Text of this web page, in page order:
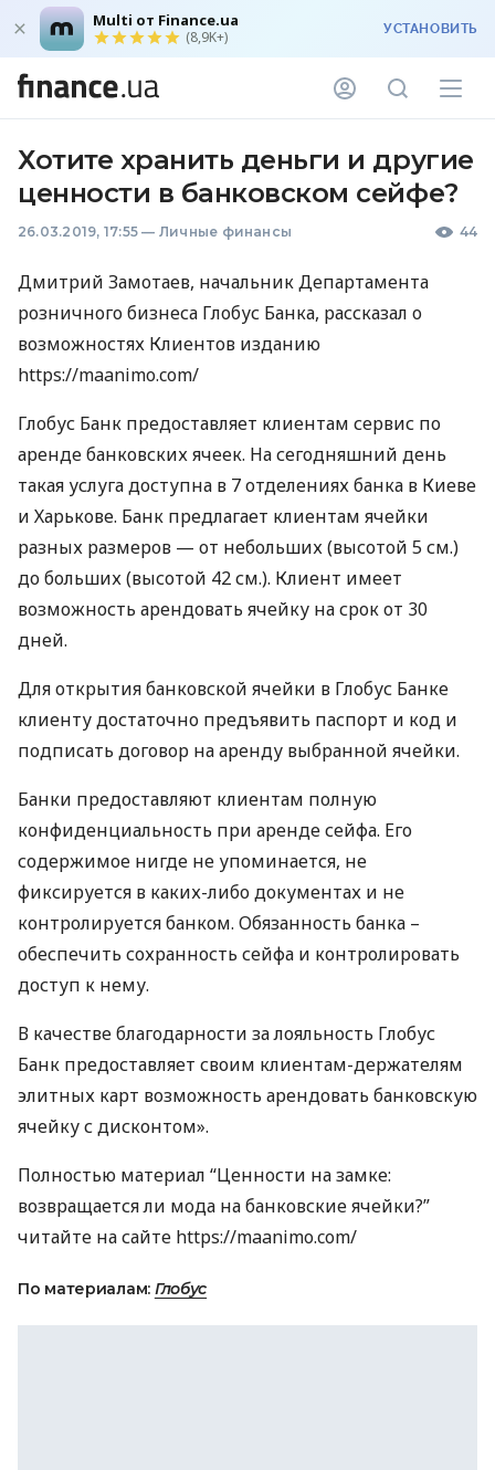
Multi от Finance.ua
(8,9K+) УСТАНОВИТЬ
Хотите хранить деньги и другие
ценности в банковском сейфе?
26.03.2019, 17:55 — Личные финансы 44
Дмитрий Замотаев, начальник Департамента
розничного бизнеса Глобус Банка, рассказал о
возможностях Клиентов изданию
https://maanimo.com/
Глобус Банк предоставляет клиентам сервис по
аренде банковских ячеек. На сегодняшний день
такая услуга доступна в 7 отделениях банка в Киеве
и Харькове. Банк предлагает клиентам ячейки
разных размеров — от небольших (высотой 5 см.)
до больших (высотой 42 см.). Клиент имеет
возможность арендовать ячейку на срок от 30
дней.
Для открытия банковской ячейки в Глобус Банке
клиенту достаточно предъявить паспорт и код и
подписать договор на аренду выбранной ячейки.
Банки предоставляют клиентам полную
конфиденциальность при аренде сейфа. Его
содержимое нигде не упоминается, не
фиксируется в каких-либо документах и не
контролируется банком. Обязанность банка –
обеспечить сохранность сейфа и контролировать
доступ к нему.
В качестве благодарности за лояльность Глобус
Банк предоставляет своим клиентам-держателям
элитных карт возможность арендовать банковскую
ячейку с дисконтом».
Полностью материал “Ценности на замке:
возвращается ли мода на банковские ячейки?”
читайте на сайте https://maanimo.com/
По материалам: Глобус